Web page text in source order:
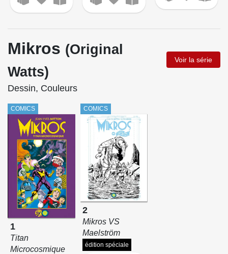
Mikros (Original
Watts)
Voir la série
Dessin, Couleurs
COMICS
1
Titan
Microcosmique
COMICS
2
Mikros VS
Maelström
édition spéciale